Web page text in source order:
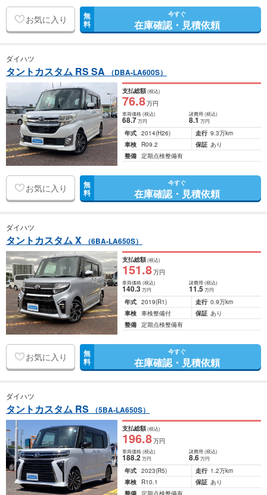
お気に入り 無
料
今すぐ
在庫確認・見積依頼
ダイハツ
タントカスタム RS SA （DBA-LA600S）
支払総額(税込)
76.8万円
車両価格(税込)
68.7万円
諸費用 (税込)
8.1 万円
年式 2014(H26) 走行 9.3万km
車検
R09.2 保証 あり
整備 定期点検整備有
お気に入り 無
料
今すぐ
在庫確認・見積依頼
ダイハツ
タントカスタム X （6BA-LA650S）
支払総額(税込)
151.8万円
車両価格(税込)
140.3万円
諸費用 (税込)
11.5 万円
年式 2019(R1) 走行 0.9万km
車検 車検整備付 保証 あり
整備 定期点検整備有
お気に入り 無
料
今すぐ
在庫確認・見積依頼
ダイハツ
タントカスタム RS （5BA-LA650S）
支払総額(税込)
196.8万円
車両価格(税込)
188.2万円
諸費用 (税込)
8.6 万円
年式 2023(R5) 走行 1.2万km
車検
R10.1 保証 あり
整備 定期点検整備有